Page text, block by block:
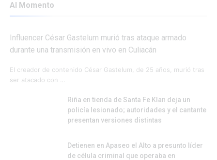
Al Momento
Influencer César Gastelum murió tras ataque armado
durante una transmisión en vivo en Culiacán
El creador de contenido César Gastelum, de 25 años, murió tras
ser atacado con …
Riña en tienda de Santa Fe Klan deja un
policía lesionado; autoridades y el cantante
presentan versiones distintas
Detienen en Apaseo el Alto a presunto líder
de célula criminal que operaba en